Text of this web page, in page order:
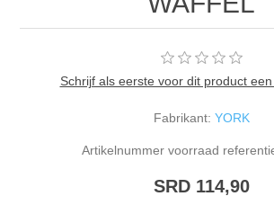
Schrijf als eerste voor dit product
Fabrikant: YORK
Artikelnummer voorraad
SRD 114,90